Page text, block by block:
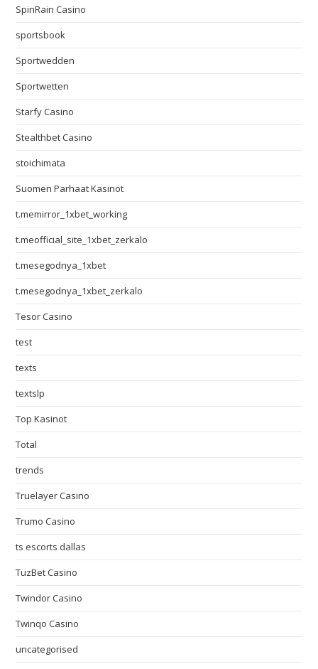
SpinRain Casino
sportsbook
Sportwedden
Sportwetten
Starfy Casino
Stealthbet Casino
stoichimata
Suomen Parhaat Kasinot
t.memirror_1xbet_working
t.meofficial_site_1xbet_zerkalo
t.mesegodnya_1xbet
t.mesegodnya_1xbet_zerkalo
Tesor Casino
test
texts
textslp
Top Kasinot
Total
trends
Truelayer Casino
Trumo Casino
ts escorts dallas
TuzBet Casino
Twindor Casino
Twinqo Casino
uncategorised